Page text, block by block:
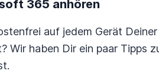
365 anhören
auf jedem Gerät
Wir haben Dir ein paar Tipps